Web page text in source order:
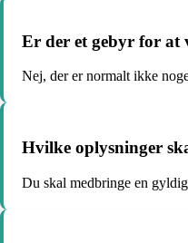
Er der et gebyr for at
Nej, der er normalt ikke
Hvilke oplysninger
Du skal medbringe en